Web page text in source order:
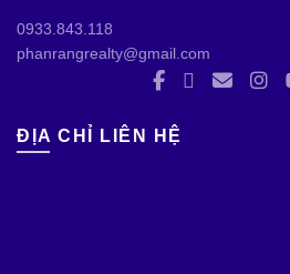
0933.843.118
phanrangrealty@gmail.com
ĐỊA CHỈ LIÊN HỆ